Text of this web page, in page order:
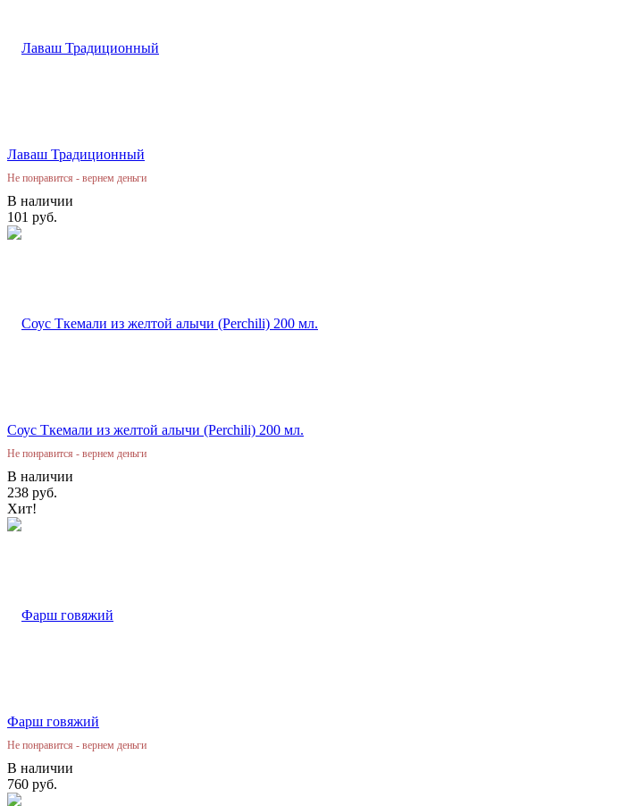
Лаваш Традиционный
Не понравится - вернем деньги
В наличии
101 руб.
Соус Ткемали из желтой алычи (Perchili) 200 мл.
Не понравится - вернем деньги
В наличии
238 руб.
Хит!
Фарш говяжий
Не понравится - вернем деньги
В наличии
760 руб.